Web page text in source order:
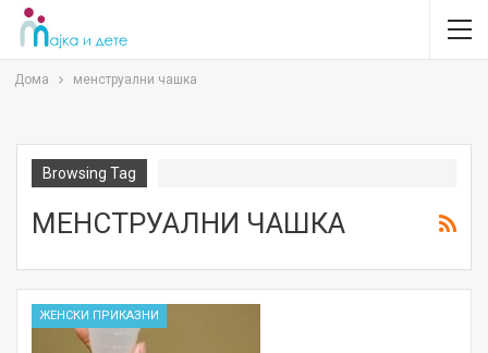
Дома менструални чашка
Browsing Tag
МЕНСТРУАЛНИ ЧАШКА
ЖЕНСКИ ПРИКАЗНИ